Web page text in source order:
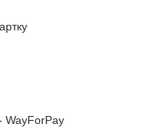
WayForPay